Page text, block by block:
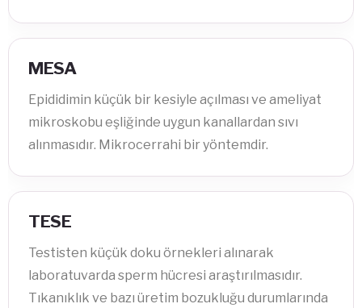
MESA
Epididimin küçük bir kesiyle açılması ve ameliyat
mikroskobu eşliğinde uygun kanallardan sıvı
alınmasıdır. Mikrocerrahi bir yöntemdir.
TESE
Testisten küçük doku örnekleri alınarak
laboratuvarda sperm hücresi araştırılmasıdır.
Tıkanıklık ve bazı üretim bozukluğu durumlarında